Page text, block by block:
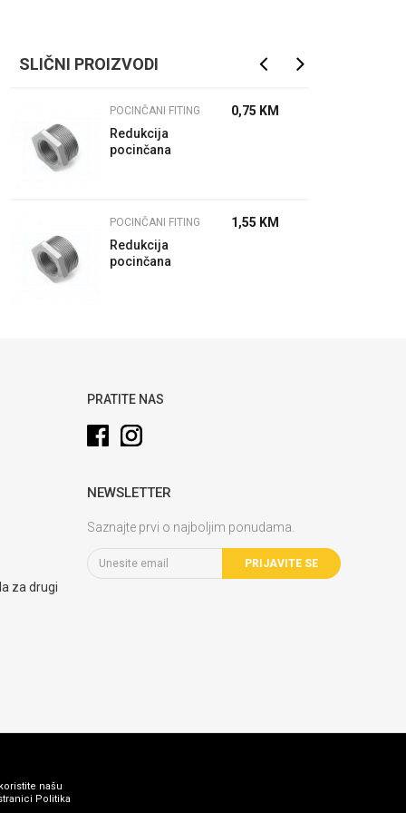
SLIČNI PROIZVODI
POCINČANI FITING
Redukcija
pocinčana
0,75 KM
POCINČANI FITING
Redukcija
pocinčana
1,55 KM
za drugi
PRATITE NAS
NEWSLETTER
Saznajte prvi o najboljim ponudama.
PRIJAVITE SE
našu
Politika